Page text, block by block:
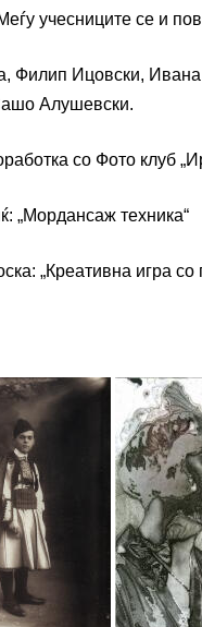
учесниците се и
Филип Ицовски,
Алушевски.
со Фото клуб
„Мордансаж техника“
„Креативна игра со